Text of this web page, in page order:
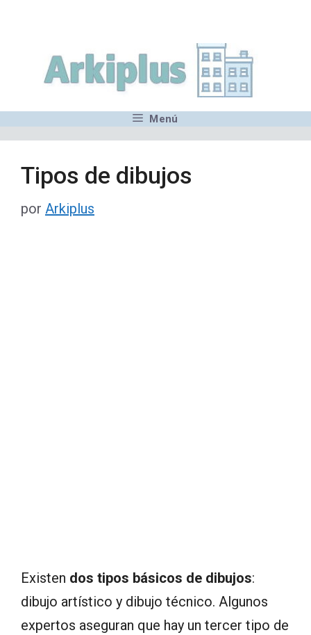
contenido
Menú
Tipos de dibujos
por Arkiplus
Existen dos tipos básicos de dibujos:
dibujo artístico y dibujo técnico. Algunos
expertos aseguran que hay un tercer tipo de